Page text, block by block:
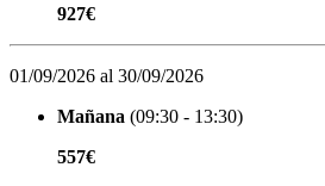
927€
01/09/2026 al 30/09/2026
Mañana (09:30 - 13:30)
557€